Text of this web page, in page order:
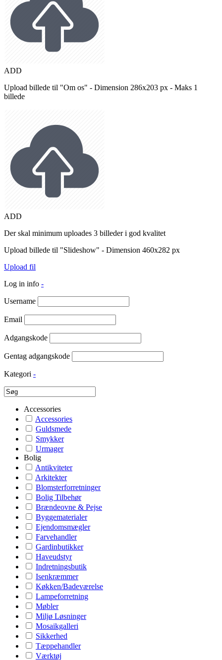
ADD
Upload billede til "Om os" - Dimension 286x203 px - Maks 1
billede
ADD
Der skal minimum uploades 3 billeder i god kvalitet
Upload billede til "Slideshow" - Dimension 460x282 px
Upload fil
Log in info -
Username
Email
Adgangskode
Gentag adgangskode
Kategori -
Accessories
Accessories
Guldsmede
Smykker
Urmager
Bolig
Antikviteter
Arkitekter
Blomsterforretninger
Bolig Tilbehør
Brændeovne & Pejse
Byggematerialer
Ejendomsmægler
Farvehandler
Gardinbutikker
Haveudstyr
Indretningsbutik
Isenkræmmer
Køkken/Badeværelse
Lampeforretning
Møbler
Miljø Løsninger
Mosaikgalleri
Sikkerhed
Tæppehandler
Værktøj